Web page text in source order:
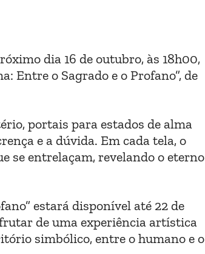
dia 16 de outubro, às 18h00,
Entre o Sagrado e o Profano”, de
portais para estados de alma
e a dúvida. Em cada tela, o
se entrelaçam, revelando o eterno
estará disponível até 22 de
de uma experiência artística
simbólico, entre o humano e o